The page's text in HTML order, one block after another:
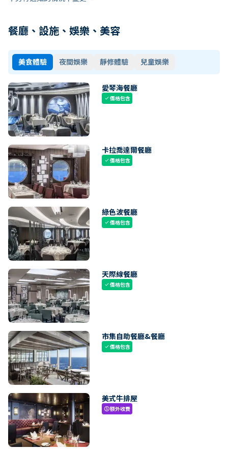
餐廳、設施、娛樂、美容
美食體驗 夜間娛樂 靜修體驗 兒童娛樂
愛琴海餐廳
check價格包含
卡拉喬達爾餐廳
check價格包含
綠色波餐廳
check價格包含
天際線餐廳
check價格包含
市集自助餐廳&餐廳
check價格包含
美式牛排屋
paid額外收費